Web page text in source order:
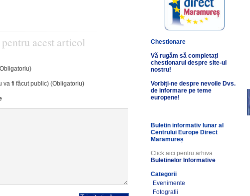
acest articol
va fi făcut public) (Obligatoriu)
Chestionare
Vă rugăm să completați
chestionarul despre site-ul
nostru!
Vorbiți-ne despre nevoile Dvs.
de informare pe teme
europene!
Buletin informativ lunar al
Centrului Europe Direct
Maramureș
Click aici pentru arhiva
Buletinelor Informative
Categorii
Evenimente
Fotografii